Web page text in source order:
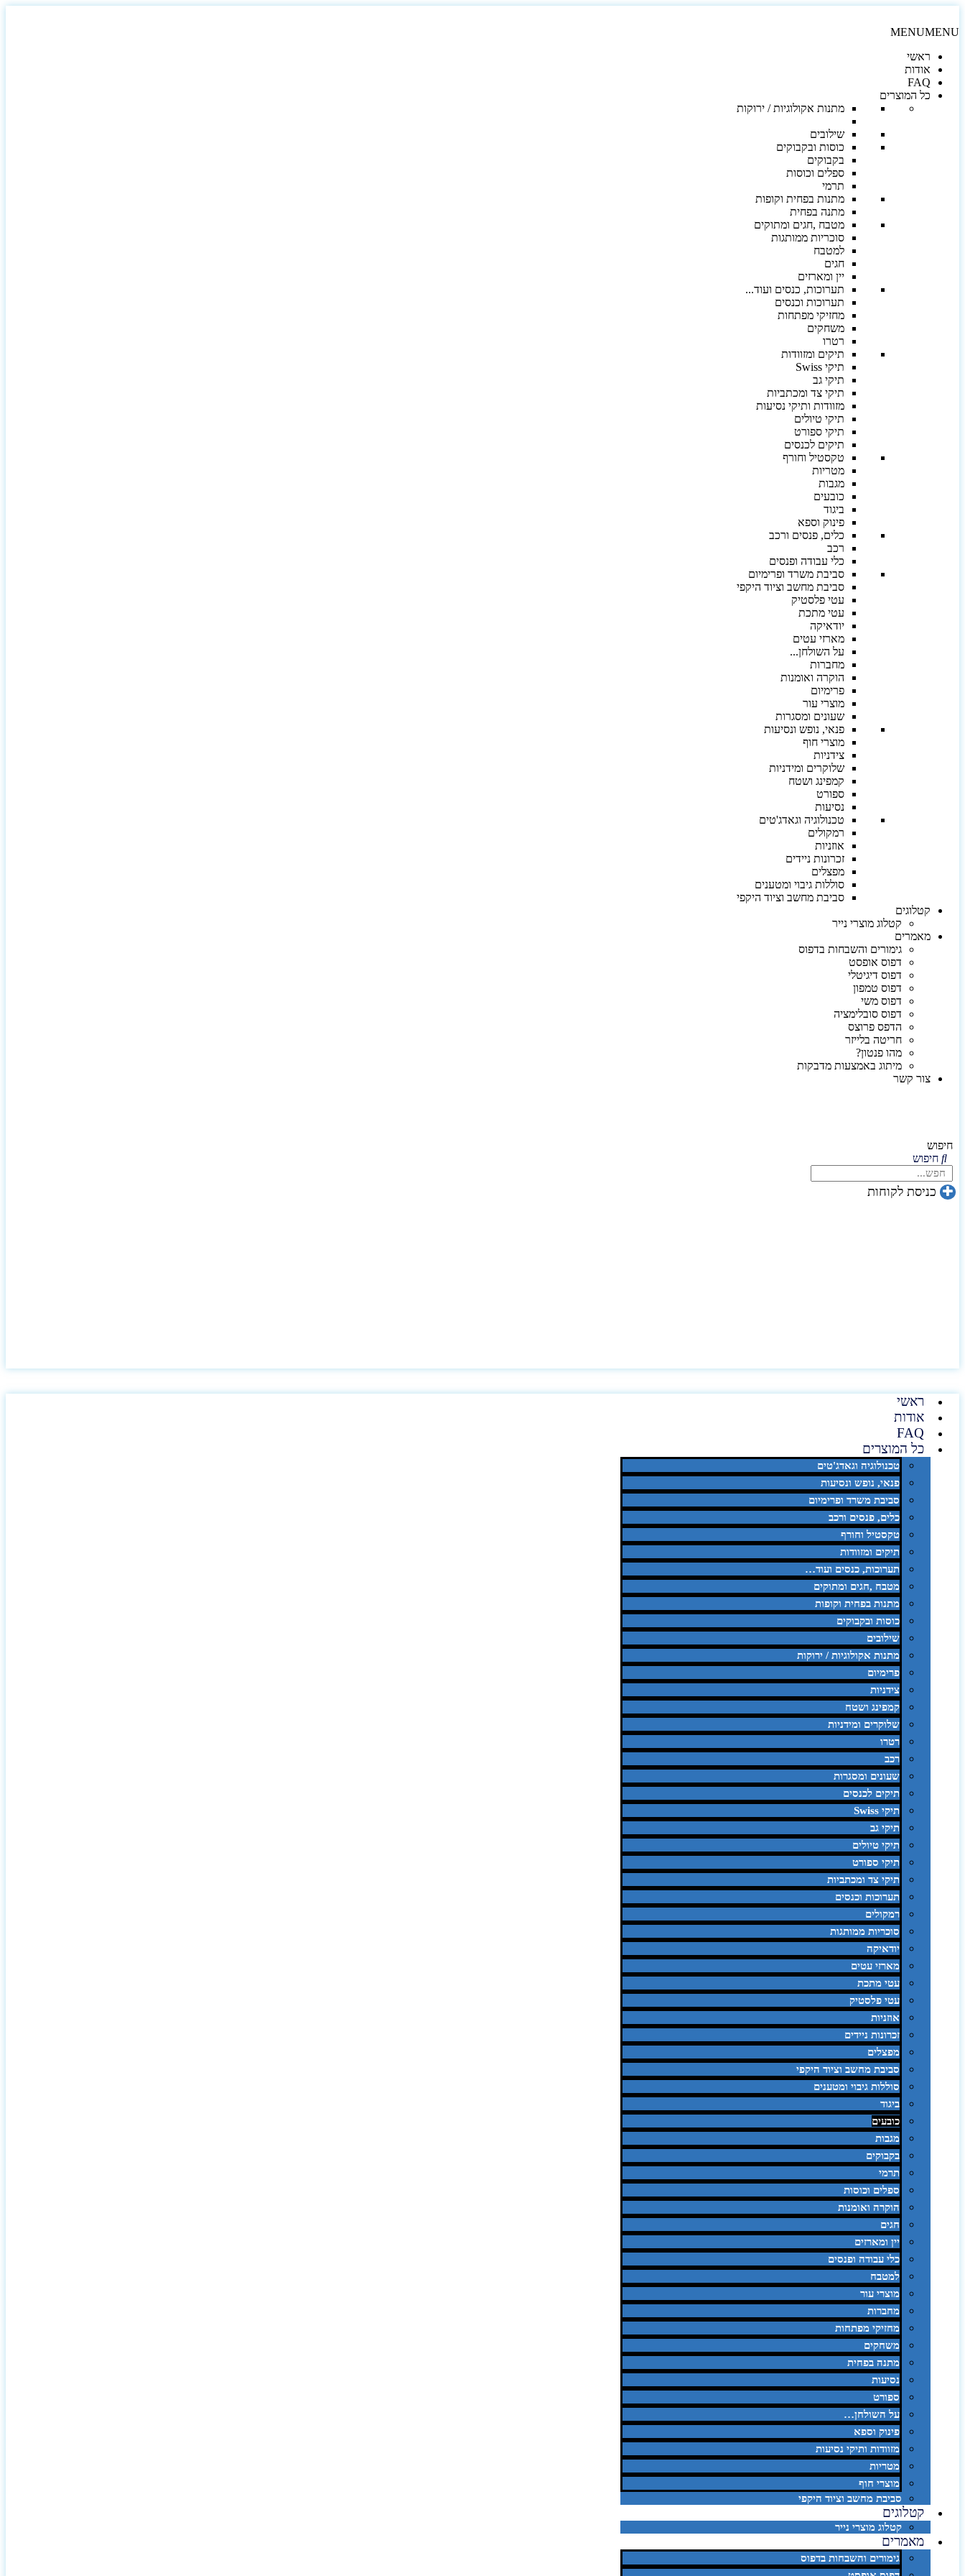
MENUMENU
ראשי
אודות
FAQ
כל המוצרים
מתנות אקולוגיות / ירוקות
שילובים
כוסות ובקבוקים
בקבוקים
ספלים וכוסות
תרמי
מתנות בפחית וקופות
מתנה בפחית
מטבח ,חגים ומתוקים
סוכריות ממותגות
למטבח
חגים
יין ומארזים
תערוכות, כנסים ועוד...
תערוכות וכנסים
מחזיקי מפתחות
משחקים
רטרו
תיקים ומזוודות
תיקי Swiss
תיקי גב
תיקי צד ומכתביות
מזוודות ותיקי נסיעות
תיקי טיולים
תיקי ספורט
תיקים לכנסים
טקסטיל וחורף
מטריות
מגבות
כובעים
ביגוד
פינוק וספא
כלים, פנסים ורכב
רכב
כלי עבודה ופנסים
סביבת משרד ופרימיום
סביבת מחשב וציוד היקפי
עטי פלסטיק
עטי מתכת
יודאיקה
מארזי עטים
על השולחן...
מחברות
הוקרה ואומנות
פרימיום
מוצרי עור
שעונים ומסגרות
פנאי, נופש ונסיעות
מוצרי חוף
צידניות
שלוקרים ומידניות
קמפינג ושטח
ספורט
נסיעות
טכנולוגיה וגאדג'טים
רמקולים
אוזניות
זכרונות ניידים
מפצלים
סוללות גיבוי ומטענים
סביבת מחשב וציוד היקפי
קטלוגים
קטלוג מוצרי נייר
מאמרים
גימורים והשבחות בדפוס
דפוס אופסט
דפוס דיגיטלי
דפוס טמפון
דפוס משי
דפוס סובלימציה
הדפס פרוצס
חריטה בלייזר
מהו פנטון?
מיתוג באמצעות מדבקות
צור קשר
חיפוש
חיפוש
כניסת לקוחות
ראשי
אודות
FAQ
כל המוצרים
טכנולוגיה וגאדג'טים
פנאי, נופש ונסיעות
סביבת משרד ופרימיום
כלים, פנסים ורכב
טקסטיל וחורף
תיקים ומזוודות
תערוכות, כנסים ועוד…
מטבח ,חגים ומתוקים
מתנות בפחית וקופות
כוסות ובקבוקים
שילובים
מתנות אקולוגיות / ירוקות
פרימיום
צידניות
קמפינג ושטח
שלוקרים ומידניות
רטרו
רכב
שעונים ומסגרות
תיקים לכנסים
תיקי Swiss
תיקי גב
תיקי טיולים
תיקי ספורט
תיקי צד ומכתביות
תערוכות וכנסים
רמקולים
סוכריות ממותגות
יודאיקה
מארזי עטים
עטי מתכת
עטי פלסטיק
אוזניות
זכרונות ניידים
מפצלים
סביבת מחשב וציוד היקפי
סוללות גיבוי ומטענים
ביגוד
כובעים
מגבות
בקבוקים
תרמי
ספלים וכוסות
הוקרה ואומנות
חגים
יין ומארזים
כלי עבודה ופנסים
למטבח
מוצרי עור
מחברות
מחזיקי מפתחות
משחקים
מתנה בפחית
נסיעות
ספורט
על השולחן…
פינוק וספא
מזוודות ותיקי נסיעות
מטריות
מוצרי חוף
סביבת מחשב וציוד היקפי
קטלוגים
קטלוג מוצרי נייר
מאמרים
גימורים והשבחות בדפוס